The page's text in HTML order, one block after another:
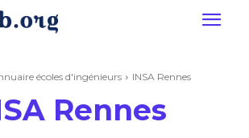
écoles d'ingénieurs INSA Rennes
Rennes